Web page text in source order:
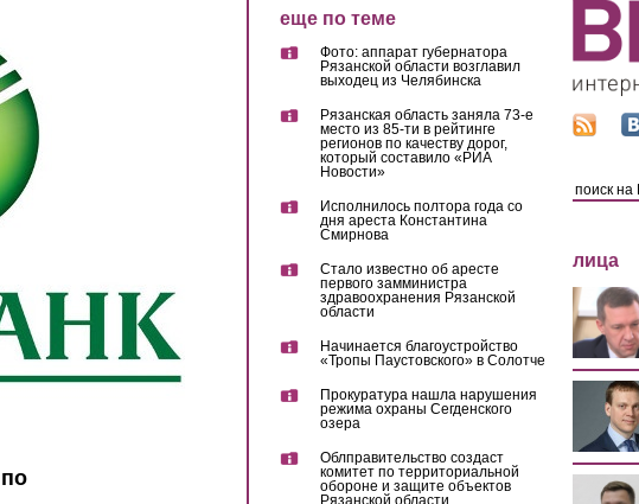
еще по теме
Фото: аппарат губернатора
Рязанской области возглавил
выходец из Челябинска
Рязанская область заняла 73-е
место из 85-ти в рейтинге
регионов по качеству дорог,
который составило «РИА
Новости»
Исполнилось полтора года со
дня ареста Константина
Смирнова
Стало известно об аресте
первого замминистра
здравоохранения Рязанской
области
Начинается благоустройство
«Тропы Паустовского» в Солотче
Прокуратура нашла нарушения
режима охраны Сегденского
озера
Облправительство создаст
комитет по территориальной
обороне и защите объектов
лица